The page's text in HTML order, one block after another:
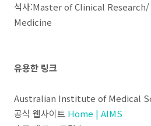
석사:Master of Clinical
Medicine
유용한 링크
Australian Institute of Medical
공식 웹사이트 Home | AIMS